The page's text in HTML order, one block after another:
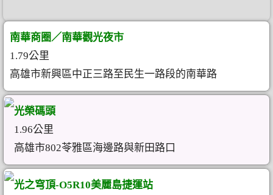
南華商圈／南華觀光夜市
1.79公里
高雄市新興區中正三路至民生一路段的南華路
光榮碼頭
1.96公里
高雄市802苓雅區海邊路與新田路口
光之穹頂-O5R10美麗島捷運站